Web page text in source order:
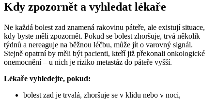
Kdy zpozornět a vyhledat lékaře
Ne každá bolest zad znamená rakovinu páteře, ale existují situace,
kdy byste měli zpozornět. Pokud se bolest zhoršuje, trvá několik
týdnů a nereaguje na běžnou léčbu, může jít o varovný signál.
Stejně opatrní by měli být pacienti, kteří již překonali onkologické
onemocnění – u nich je riziko metastáz do páteře vyšší.
Lékaře vyhledejte, pokud:
bolest zad je trvalá, zhoršuje se v klidu nebo v noci,